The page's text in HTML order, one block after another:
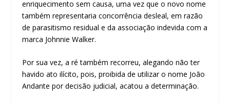
enriquecimento sem causa, uma vez que o novo nome
também representaria concorrência desleal, em razão
de parasitismo residual e da associação indevida com a
marca Johnnie Walker.
Por sua vez, a ré também recorreu, alegando não ter
havido ato ilícito, pois, proibida de utilizar o nome João
Andante por decisão judicial, acatou a determinação.